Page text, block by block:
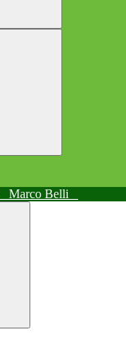
Marco Belli